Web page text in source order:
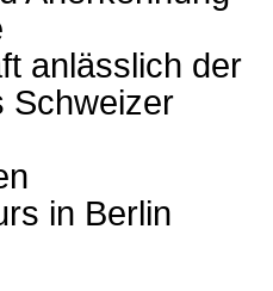
anlässlich der
Schweizer
in Berlin